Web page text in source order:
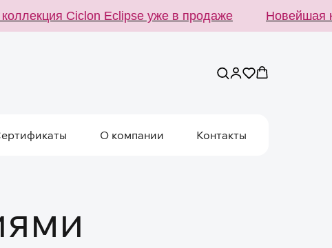
Ciclon Eclipse уже в продаже Новейшая
О компании Контакты